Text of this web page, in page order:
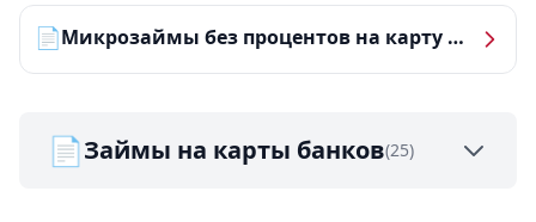
📄 Микрозаймы без процентов на карту — ТОП-10 за 2026 год
📄Займы на карты банков(25)